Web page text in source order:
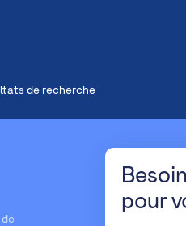
de recherche
pour